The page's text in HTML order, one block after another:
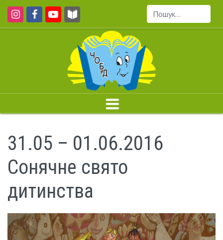
Пошук...
31.05 – 01.06.2016
Сонячне свято
дитинства